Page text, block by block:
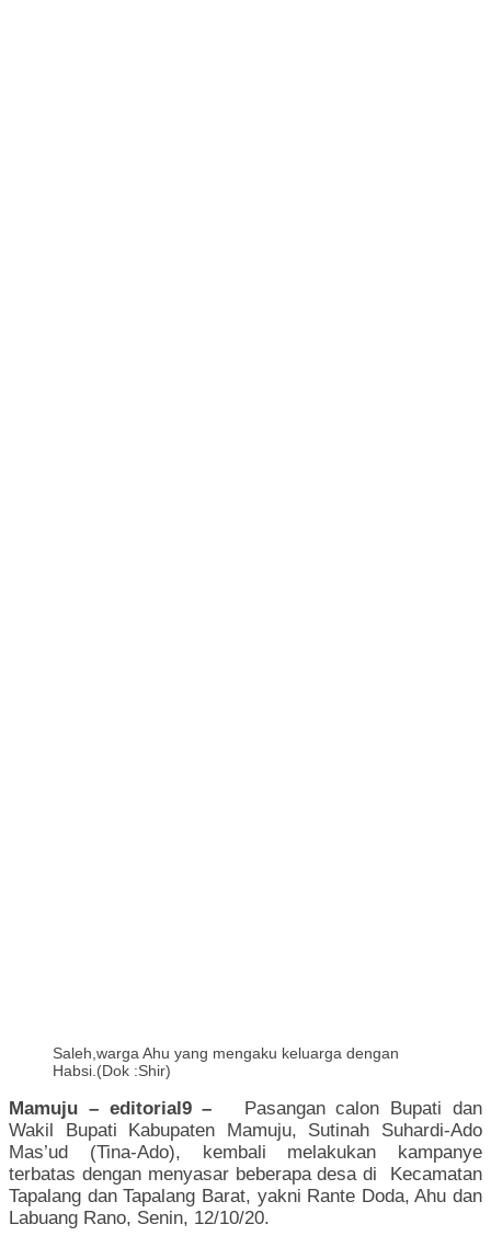
Saleh,warga Ahu yang mengaku keluarga dengan
Habsi.(Dok :Shir)
Mamuju – editorial9 –
Pasangan calon Bupati dan
Wakil Bupati Kabupaten Mamuju, Sutinah Suhardi-Ado
Mas’ud (Tina-Ado), kembali melakukan kampanye
terbatas dengan menyasar beberapa desa di Kecamatan
Tapalang dan Tapalang Barat, yakni Rante Doda, Ahu dan
Labuang Rano, Senin, 12/10/20.